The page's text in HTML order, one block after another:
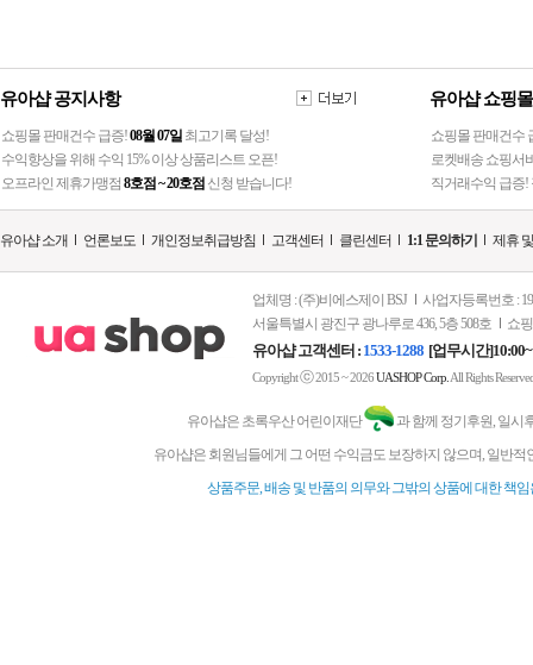
유아샵 공지사항
쇼핑몰 판매건수 급증!08월 07일 최고기록 달성!
수익향상을 위해 수익 15% 이상 상품리스트 오픈!
오프라인 제휴가맹점8호점 ~ 20호점 신청 받습니다!
유아샵 쇼핑
쇼핑몰 판매건수
로켓배송 쇼핑서
직거래수익 급증!
유아샵 소개 언론보도 개인정보취급방침 고객센터 클린센터 1:1 문의하기 제휴
업체명 : (주)비에스제이 BSJ
사업자등록번호 :
서울특별시 광진구 광나루로 436, 5층 508호
쇼
유아샵 고객센터 : 1533-1288 [업무시간
Copyrightⓒ2015 ~ 2026UASHOP Corp. All Rights
유아샵은 초록우산 어린이재단
과 함께 정기후원, 일시
유아샵은 회원님들에게 그 어떤 수익금도 보장하지 않으며, 일반
상품주문, 배송 및 반품의 의무와 그밖의 상품에 대한 책